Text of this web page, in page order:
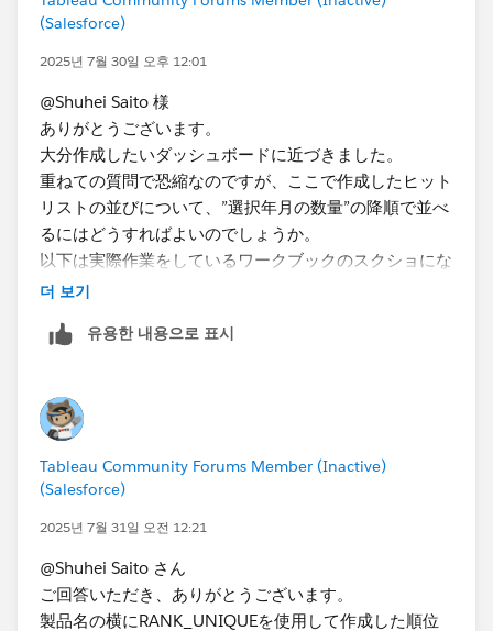
(Salesforce)
2025년 7월 30일 오후 12:01
@Shuhei Saito 様
ありがとうございます。
大分作成したいダッシュボードに近づきました。
重ねての質問で恐縮なのですが、ここで作成したヒット
リストの並びについて、”選択年月の数量”の降順で並べ
るにはどうすればよいのでしょうか。
以下は実際作業をしているワークブックのスクショにな
ります。
数量”（赤〇）の合計で降順にすると、思い描いた並び
確認すると、”選択年月の数量”＋”選択年月の前年同月
の数量”を合算したもの（黄色〇）で降順されていまし
た。
더 보기
유용한 내용으로 표시
Tableau Community Forums Member (Inactive)
(Salesforce)
2025년 7월 31일 오전 12:21
@Shuhei Saito さん
ご回答いただき、ありがとうございます。
製品名の横にRANK_UNIQUEを使用して作成した順位